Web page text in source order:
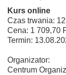
Kurs online
Czas trwania:
Cena: 1 709,70
Termin:
Organizator:
Centrum